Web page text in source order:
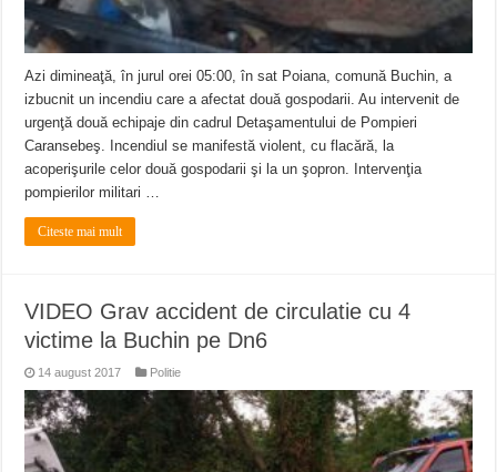
Azi dimineaţă, în jurul orei 05:00, în sat Poiana, comună Buchin, a
izbucnit un incendiu care a afectat două gospodarii. Au intervenit de
urgenţă două echipaje din cadrul Detaşamentului de Pompieri
Caransebeş. Incendiul se manifestă violent, cu flacără, la
acoperişurile celor două gospodarii şi la un şopron. Intervenţia
pompierilor militari …
Citeste mai mult
VIDEO Grav accident de circulatie cu 4
victime la Buchin pe Dn6
14 august 2017 Politie